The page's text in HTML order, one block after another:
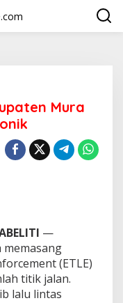
Mura
—
memasang
(ETLE)
titik jalan.
lalu lintas